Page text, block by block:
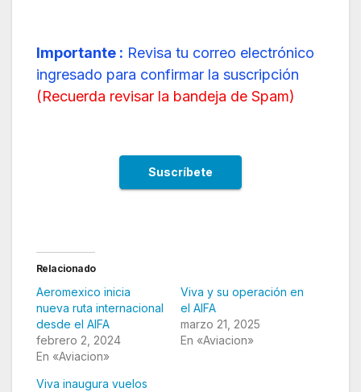
Importante : Revisa tu correo electrónico
ingresado para confirmar la suscripción
(Recuerda revisar la bandeja de Spam)
Relacionado
Aeromexico inicia
nueva ruta internacional
desde el AIFA
febrero 2, 2024
En «Aviacion»
Viva y su operación en
el AIFA
marzo 21, 2025
En «Aviacion»
Viva inaugura vuelos